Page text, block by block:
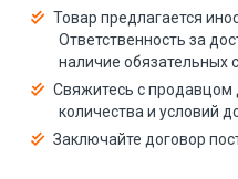
Товар предлагается
Ответственность за
наличие обязательных
Свяжитесь с продавцом
количества и условий
Заключайте договор